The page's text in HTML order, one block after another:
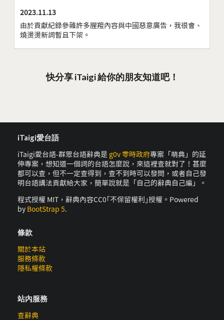
2023.11.13
由於貢獻紀錄參雜許多腥羶內容與中國惡意廣告，我很會、
燒燙燙新詞暫且下架。
快分享 iTaigi 給你的朋友知道吧！
iTaigi愛台語
iTaigi愛台語-群眾台語辭典是 g0v 零時政府專案「萌典」的延
伸專案，想知道一個詞的台語怎麼說，來這裡查就對了！甚麼
都可以查，但不一定查得到，查不到時可以發問，或者自己發
明台語講法貢獻給大家，簡單說就是「自己的辭典自己編」。
程式授權 MIT，辭典內容CC0｢不保留權利｣授權。Powered
by BootStrap 5.
條款
關於本站
服務條款
隱私權條款
站內服務
查辭典